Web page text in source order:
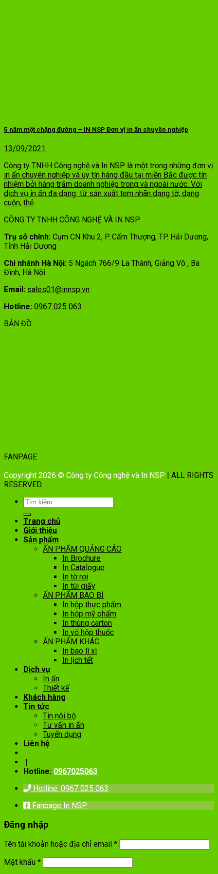
5 năm một chặng đường – IN NSP Đơn vị in ấn chuyên nghiệp
13/09/2021
Công ty TNHH Công nghệ và In NSP là một trong những đơn vị
in ấn chuyên nghiệp và uy tín hàng đầu tại miền Bắc được tín
nhiệm bởi hàng trăm doanh nghiệp trong và ngoài nước. Với
dịch vụ in ấn đa dạng từ sản xuất tem nhãn dạng tờ, dạng
cuộn, thẻ
CÔNG TY TNHH CÔNG NGHỆ VÀ IN NSP
Trụ sở chính: Cụm CN Khu 2, P. Cẩm Thượng, TP. Hải Dương,
Tỉnh Hải Dương
Chi nhánh Hà Nội: 5 Ngách 766/9 La Thành, Giảng Võ , Ba
Đình, Hà Nội
Email: sales01@innsp.vn
Hotline: 0967 025 063
BẢN ĐỒ
FANPAGE
Copyright 2026 © Công ty Công nghệ và In NSP | ALL RIGHTS
RESERVED.
Trang chủ
Giới thiệu
Sản phẩm
ẤN PHẨM QUẢNG CÁO
In Brochure
In Catalogue
In tờ rơi
In túi giấy
ẤN PHẨM BAO BÌ
In hộp thực phẩm
In hộp mỹ phẩm
In thùng carton
In vỏ hộp thuốc
ẤN PHẨM KHÁC
In bao lì xì
In lịch tết
Dịch vụ
In ấn
Thiết kế
Khách hàng
Tin tức
Tin nội bộ
Tư vấn in ấn
Tuyển dụng
Liên hệ
Hotline: 0967025063
Hotline: 0967 025 063
Fanpage In NSP
Đăng nhập
Tên tài khoản hoặc địa chỉ email *
Mật khẩu *